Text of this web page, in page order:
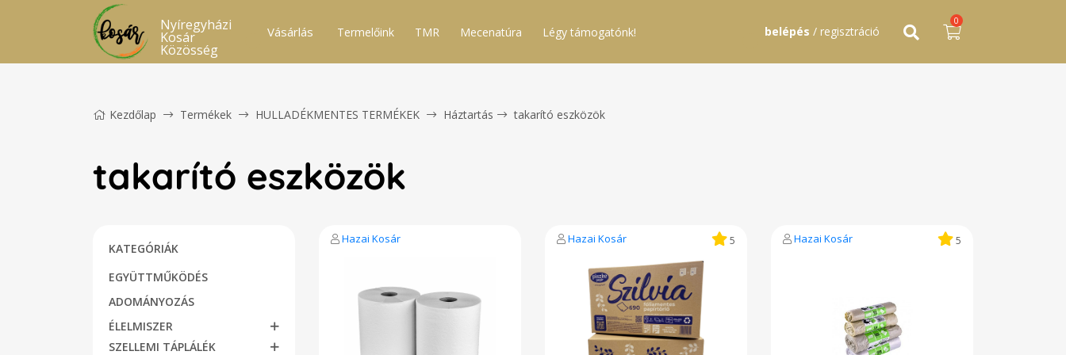
Nyíregyházi
Kosár
Közösség
Vásárlás Termelőink TMR Mecenatúra Légy támogatónk! belépés / regisztráció
0
Kezdőlap Termékek HULLADÉKMENTES TERMÉKEK Háztartás takarító eszközök
takarító eszközök
KATEGÓRIÁK
EGYÜTTMŰKÖDÉS
ADOMÁNYOZÁS
ÉLELMISZER
SZELLEMI TÁPLÁLÉK
Hazai Kosár Hazai Kosár 5 Hazai Kosár 5